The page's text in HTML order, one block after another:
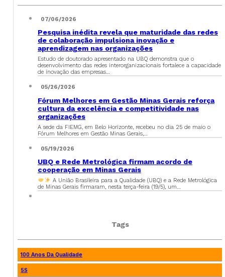
07/06/2026
Pesquisa inédita revela que maturidade das redes
de colaboração impulsiona inovação e
aprendizagem nas organizações
Estudo de doutorado apresentado na UBQ demonstra que o
desenvolvimento das redes interorganizacionais fortalece a capacidade
de inovação das empresas…
05/26/2026
Fórum Melhores em Gestão Minas Gerais reforça
cultura da excelência e competitividade nas
organizações
A sede da FIEMG, em Belo Horizonte, recebeu no dia 25 de maio o
Fórum Melhores em Gestão Minas Gerais,…
05/19/2026
UBQ e Rede Metrológica firmam acordo de
cooperação em Minas Gerais
A União Brasileira para a Qualidade (UBQ) e a Rede Metrológica
de Minas Gerais firmaram, nesta terça-feira (19/5), um…
Tags
100 Anos Da Qualidade
5S